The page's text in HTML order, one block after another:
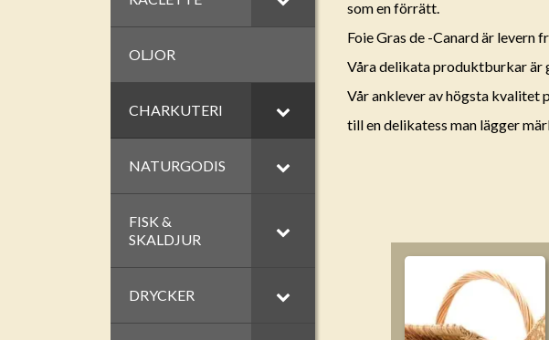
OLJOR
CHARKUTERI
NATURGODIS
FISK &
SKALDJUR
DRYCKER
som en förrätt.
Foie Gras de -Canard är levern
Våra delikata produktburkar är
Vår anklever av högsta kvalitet
till en delikatess man lägger